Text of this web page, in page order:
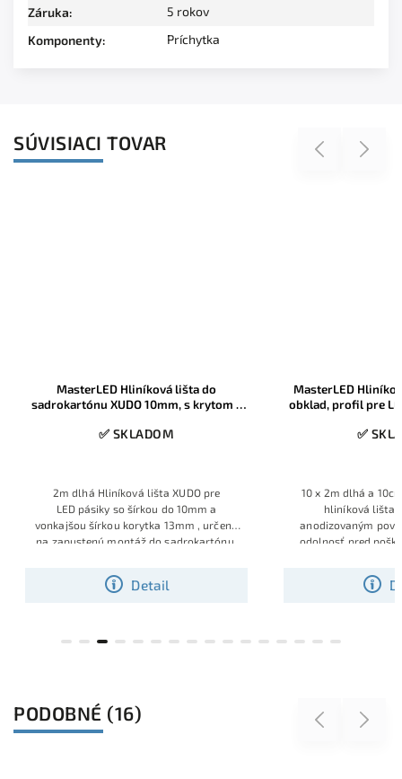
Záruka:
5 rokov
Komponenty: Príchytka
SÚVISIACI TOVAR Previous
MasterLED Hliníková lišta do
sadrokartónu XUDO 10mm, s krytom a
✅ SKLADOM
Detail
2m dlhá Hliníková lišta XUDO pre
LEDpásiky so šírkou do 10mm a
vonkajšou šírkou korytka 13mm
, určená
na zapustenú montáž do sadrokartónu.
dokončenie
MasterLED
obklad, profil pre
✅
10 x 2m dlhá a
hliníková lišta
anodizovaným
odolnosť pred
pre
napr.
Next
PODOBNÉ (16) Previous Next